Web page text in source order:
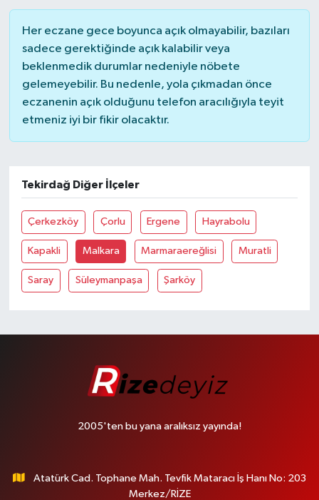
Her eczane gece boyunca açık olmayabilir, bazıları
sadece gerektiğinde açık kalabilir veya
beklenmedik durumlar nedeniyle nöbete
gelemeyebilir. Bu nedenle, yola çıkmadan önce
eczanenin açık olduğunu telefon aracılığıyla teyit
etmeniz iyi bir fikir olacaktır.
Tekirdağ Diğer İlçeler
Çerkezköy Çorlu Ergene Hayrabolu
Kapakli Malkara Marmaraereğlisi Muratli
Saray Süleymanpaşa Şarköy
2005'ten bu yana aralıksız yayında!
Atatürk Cad. Tophane Mah. Tevfik Mataracı İş Hanı No: 203
Merkez/RİZE